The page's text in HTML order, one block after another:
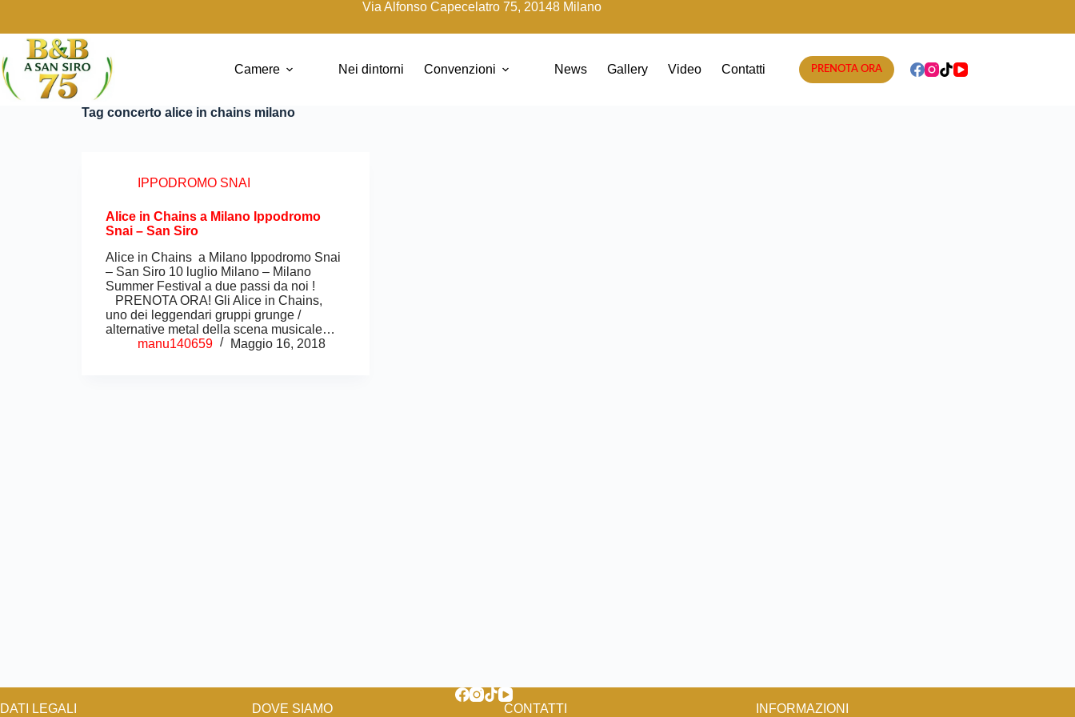
Via Alfonso Capecelatro 75, 20148 Milano
Camere Nei dintorni Convenzioni News Gallery Video Contatti PRENOTA ORA
Tag concerto alice in chains milano
IPPODROMO SNAI
Alice in Chains a Milano Ippodromo
Snai – San Siro
Alice in Chains a Milano Ippodromo Snai
– San Siro 10 luglio Milano – Milano
Summer Festival a due passi da noi !
PRENOTA ORA! Gli Alice in Chains,
uno dei leggendari gruppi grunge /
alternative metal della scena musicale…
manu140659
Maggio 16, 2018
DATI LEGALI DOVE SIAMO CONTATTI INFORMAZIONI